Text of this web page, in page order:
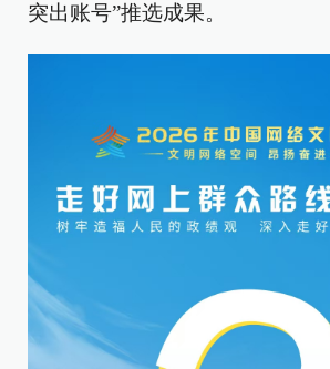
突出账号”推选成果。